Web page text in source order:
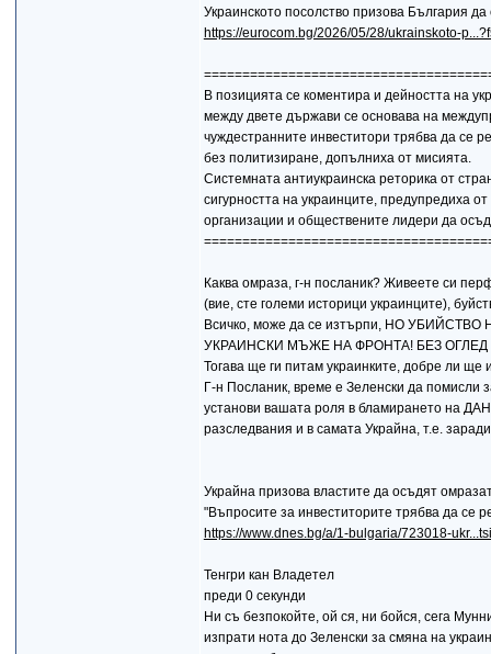
Украинското посолство призова България
https://eurocom.bg/2026/05/28/ukrainskoto-
В позицията се коментира и дейността на
между двете държави се основава на
чуждестранните инвеститори трябва да се
без политизиране, допълниха от мисията.
Системната антиукраинска реторика от
сигурността на украинците, предупредиха
организации и обществените лидери да
Каква омраза, г-н посланик? Живеете си
(вие, сте големи историци украинците),
Всичко, може да се изтърпи, НО
УКРАИНСКИ МЪЖЕ НА ФРОНТА! БЕЗ
Тогава ще ги питам украинките, добре ли
Г-н Посланик, време е Зеленски да
установи вашата роля в бламирането на
разследвания и в самата Украйна, т.е.
Украйна призова властите да осъдят
"Въпросите за инвеститорите трябва да се
https://www.dnes.bg/a/1-bulgaria/723018-
Тенгри кан Владетел
преди 0 секунди
Ни съ безпокойте, ой ся, ни бойся, сега
изпрати нота до Зеленски за смяна на